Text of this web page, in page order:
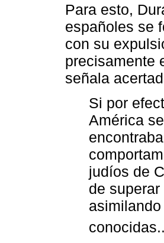
Para esto,
españoles se
con su
precisamente
señala
Si por
América
judíos de
de